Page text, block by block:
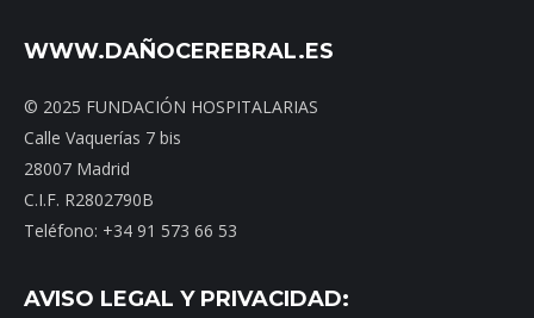
WWW.DAÑOCEREBRAL.ES
© 2025 FUNDACIÓN HOSPITALARIAS
Calle Vaquerías 7 bis
28007 Madrid
C.I.F. R2802790B
Teléfono: +34 91 573 66 53
AVISO LEGAL Y PRIVACIDAD: